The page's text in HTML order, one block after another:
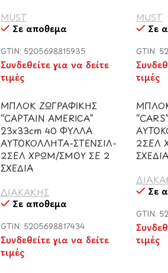
MUST
Σε απόθεμα
GTIN: 5205698815935
Συνδεθείτε για να δείτε
τιμές
MUST
Σε
GTIN:
τιμές
ΜΠΛΟΚ ΖΩΓΡΑΦΙΚΗΣ
“CAPTAIN AMERICA”
23x33cm 40 ΦΥΛΛΑ
ΑΥΤΟΚΟΛΛΗΤΑ-ΣΤΕΝΣΙΛ-
2ΣΕΛ ΧΡΩΜ/ΣΜΟΥ ΣΕ 2
ΣΧΕΔΙΑ
ΔΙΑΚΑΚΗΣ
Σε απόθεμα
GTIN: 5205698817434
Συνδεθείτε για να δείτε
τιμές
2ΣΕΛ
ΣΧΕΔΙΑ
Σε
GTIN:
τιμές